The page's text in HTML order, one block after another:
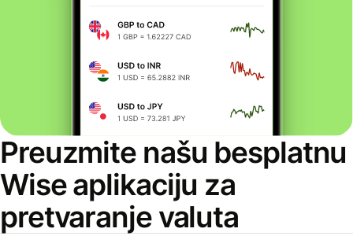
Preuzmite našu besplatnu
Wise aplikaciju za
pretvaranje valuta